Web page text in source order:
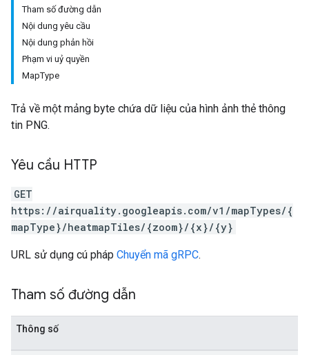
Tham số đường dẫn
Nội dung yêu cầu
Nội dung phản hồi
Phạm vi uỷ quyền
MapType
Trả về một mảng byte chứa dữ liệu của hình ảnh thẻ thông
tin PNG.
Yêu cầu HTTP
GET
https://airquality.googleapis.com/v1/mapTypes/{
mapType}/heatmapTiles/{zoom}/{x}/{y}
URL sử dụng cú pháp Chuyển mã gRPC.
Tham số đường dẫn
Thông số